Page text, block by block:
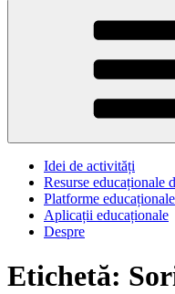
Idei de activități
Resurse educaționale
Platforme educaționale
Aplicații educaționale
Despre
Etichetă: